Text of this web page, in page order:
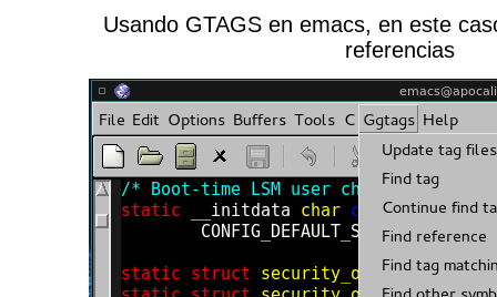
Usando GTAGS en emacs, en este
referencias